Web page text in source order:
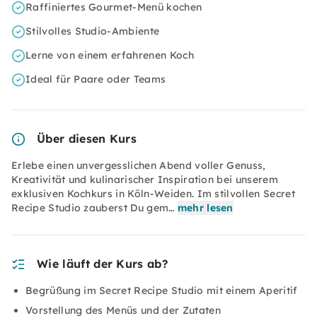
Raffiniertes Gourmet-Menü kochen
Stilvolles Studio-Ambiente
Lerne von einem erfahrenen Koch
Ideal für Paare oder Teams
Über diesen Kurs
Erlebe einen unvergesslichen Abend voller Genuss,
Kreativität und kulinarischer Inspiration bei unserem
exklusiven Kochkurs in Köln-Weiden. Im stilvollen Secret
Recipe Studio zauberst Du gem… mehr lesen
Wie läuft der Kurs ab?
Begrüßung im Secret Recipe Studio mit einem Aperitif
Vorstellung des Menüs und der Zutaten